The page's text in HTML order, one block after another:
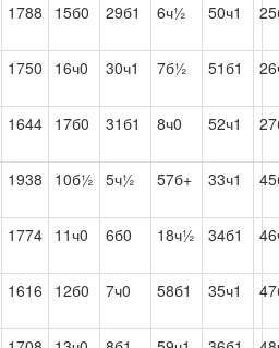
1788 15б0 29б1 6ч½ 50ч1
1750 16ч0 30ч1 7б½ 51б1
1644 17б0 31б1 8ч0 52ч1
1938 10б½ 5ч½ 57б+ 33ч1
1774 11ч0 6б0 18ч½ 34б1
1616 12б0 7ч0 58б1 35ч1